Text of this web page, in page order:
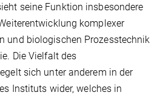
seine Funktion insbesondere
komplexer
und biologischen Prozesstechnik
Die Vielfalt des
sich unter anderem in der
Instituts wider, welches in